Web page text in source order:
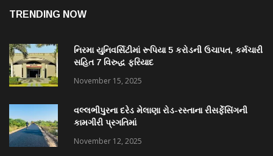
TRENDING NOW
નિરમા યુનિવર્સિટીમાં રૂપિયા 5 કરોડની ઉચાપત, કર્મચારી
સહિત 7 વિરુદ્ધ ફરિયાદ
November 15, 2025
વલ્લભીપુરના દરેડ મેલાણા રોડ-રસ્તાના રીસર્ફેસિંગની
કામગીરી પ્રગતિમાં
November 12, 2025